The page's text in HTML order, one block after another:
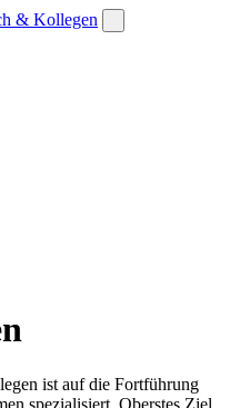
ist auf die Fortführung
spezialisiert. Oberstes Ziel